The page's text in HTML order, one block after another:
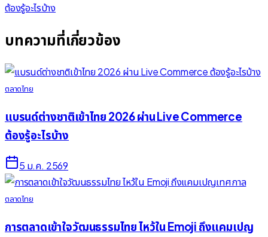
ต้องรู้อะไรบ้าง
บทความที่เกี่ยวข้อง
ตลาดไทย
แบรนด์ต่างชาติเข้าไทย 2026 ผ่าน Live Commerce
ต้องรู้อะไรบ้าง
5 ม.ค. 2569
ตลาดไทย
การตลาดเข้าใจวัฒนธรรมไทย ไหว้ใน Emoji ถึงแคมเปญ